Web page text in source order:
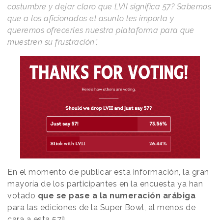
costumbre y dejar claro que LVII significa 57? Sabemos
que a los aficionados el asunto les importa y
queremos ofrecerles nuestra plataforma para que
muestren su frustración”.
En el momento de publicar esta información, la gran
mayoría de los participantes en la encuesta ya han
votado que se pase a la numeración arábiga
para las ediciones de la Super Bowl, al menos de